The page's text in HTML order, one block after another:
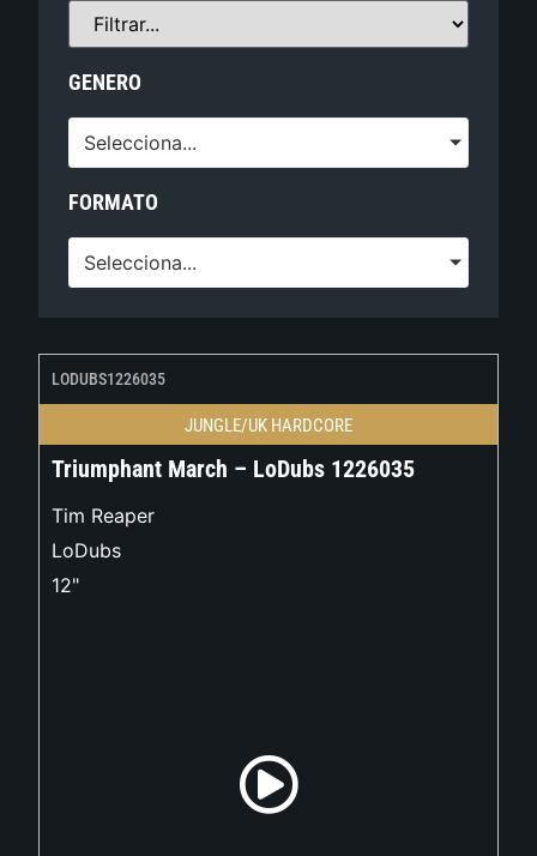
GENERO
Selecciona...
FORMATO
Selecciona...
LODUBS1226035
JUNGLE/UK HARDCORE
Triumphant March – LoDubs 1226035
Tim Reaper
LoDubs
12"